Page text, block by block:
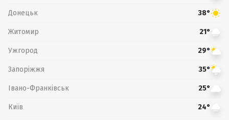
Донецьк 38°
Житомир 21°
Ужгород 29°
Запоріжжя 35°
Івано-Франківськ 25°
Київ 24°